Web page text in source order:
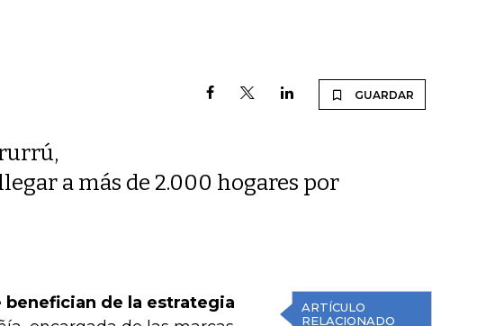
GUARDAR
a más de 2.000 hogares por
ARTÍCULO
RELACIONADO
benefician de la estrategia